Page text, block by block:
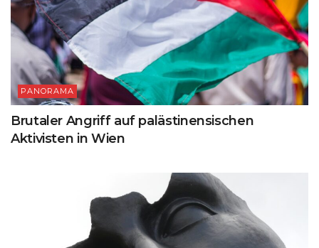
PANORAMA
Brutaler Angriff auf palästinensischen
Aktivisten in Wien